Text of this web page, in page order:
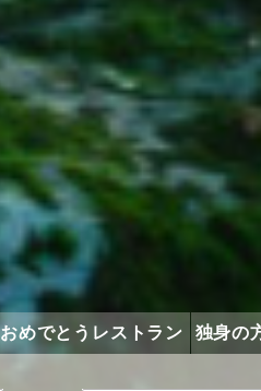
おめでとうレストラン 独身の